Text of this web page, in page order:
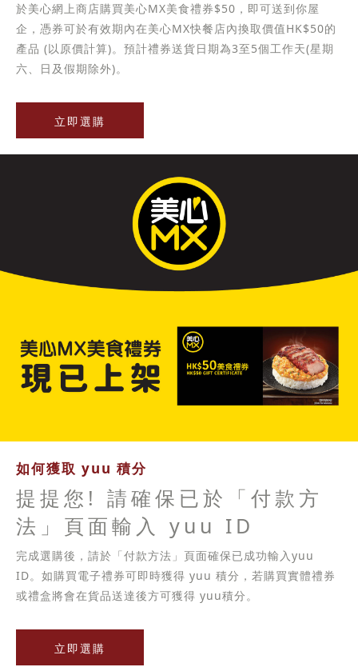
於美心網上商店購買美心MX美食禮券$50，即可送到你屋
企，憑券可於有效期內在美心MX快餐店內換取價值HK$50的
產品 (以原價計算)。預計禮券送貨日期為3至5個工作天(星期
六、日及假期除外)。
立即選購
如何獲取 yuu 積分
提提您! 請確保已於「付款方
法」頁面輸入 yuu ID
完成選購後，請於「付款方法」頁面確保已成功輸入yuu
ID。如購買電子禮券可即時獲得 yuu 積分，若購買實體禮券
或禮盒將會在貨品送達後方可獲得 yuu積分。
立即選購